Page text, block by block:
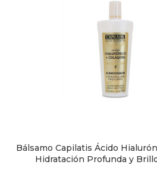
AÑADIR AL CARRITO
Bálsamo Capilatis Ácido
Hidratación Profunda y